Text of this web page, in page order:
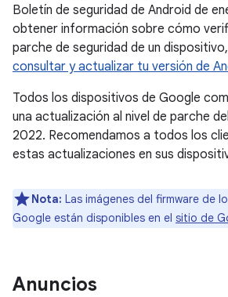
Boletín de seguridad de Android de
obtener información sobre cómo
parche de seguridad de un
consultar y actualizar tu versión de
Todos los dispositivos de Google
una actualización al nivel de parche
2022. Recomendamos a todos los
estas actualizaciones en sus
Nota: Las imágenes del firmware de
Google están disponibles en el sitio de
Anuncios